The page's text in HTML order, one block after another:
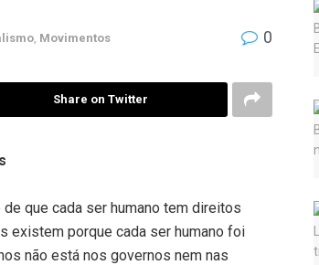
Movimentos 0
Share on Twitter
que cada ser humano tem direitos
existem porque cada ser humano foi
não está nos governos nem nas